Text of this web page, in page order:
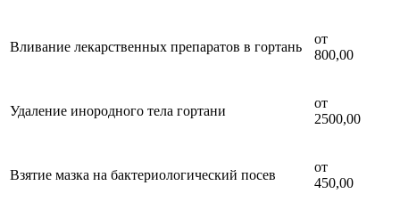
Вливание лекарственных препаратов в гортань
от
800,00
Удаление инородного тела гортани
от
2500,00
Взятие мазка на бактериологический посев
от
450,00